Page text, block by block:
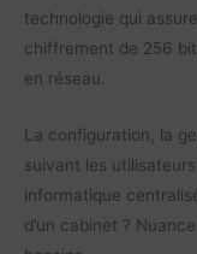
technologie qui
chiffrement de 256
en réseau.
La configuration, la
suivant les
informatique
d’un cabinet ?